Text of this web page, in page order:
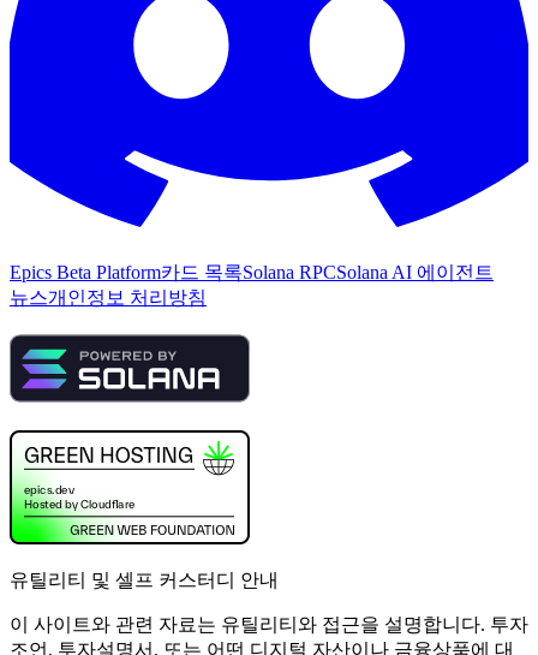
Epics Beta Platform카드 목록Solana RPCSolana AI 에이전트
뉴스개인정보 처리방침
유틸리티 및 셀프 커스터디 안내
이 사이트와 관련 자료는 유틸리티와 접근을 설명합니다. 투자
조언, 투자설명서, 또는 어떤 디지털 자산이나 금융상품에 대